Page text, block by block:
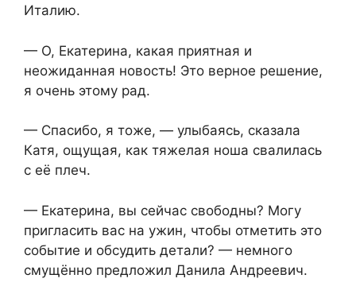
Италию.
— О, Екатерина, какая приятная и
неожиданная новость! Это верное решение,
я очень этому рад.
— Спасибо, я тоже, — улыбаясь, сказала
Катя, ощущая, как тяжелая ноша свалилась
с её плеч.
— Екатерина, вы сейчас свободны? Могу
пригласить вас на ужин, чтобы отметить это
событие и обсудить детали? — немного
смущённо предложил Данила Андреевич.